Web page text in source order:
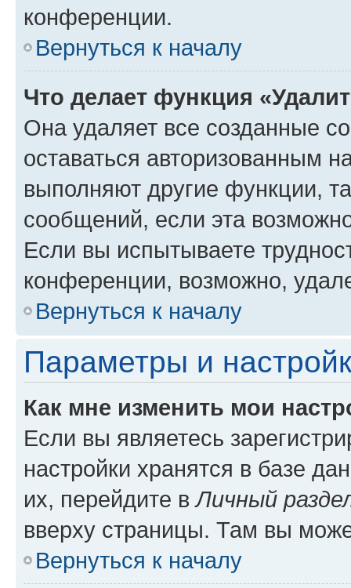
конференции.
Вернуться к началу
Что делает функция
Она удаляет все созданные
оставаться авторизованным
выполняют другие функции,
сообщений, если эта
Если вы испытываете
конференции, возможно,
Вернуться к началу
Параметры и
Как мне изменить мои
Если вы являетесь
настройки хранятся в базе
их, перейдите вЛичный
вверху страницы. Там вы
Вернуться к началу